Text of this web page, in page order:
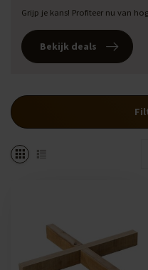
Grijp je kans! Profiteer nu van
Bekijk deals